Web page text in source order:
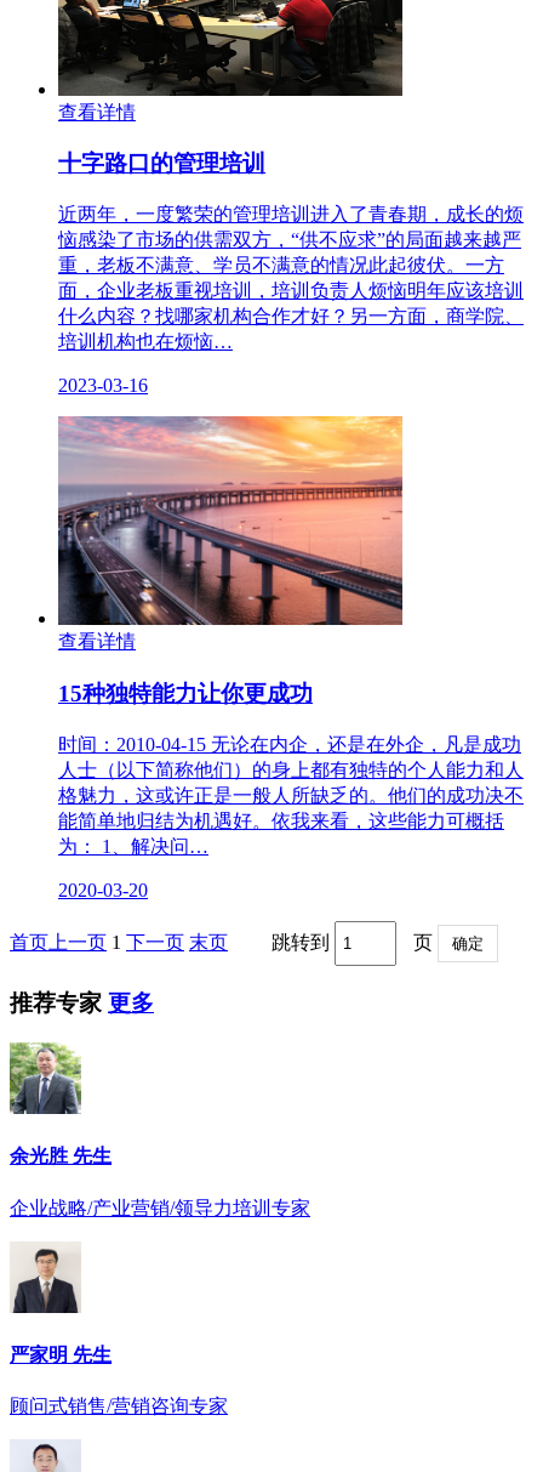
查看详情
十字路口的管理培训
近两年，一度繁荣的管理培训进入了青春期，成长的烦
恼感染了市场的供需双方，“供不应求”的局面越来越严
重，老板不满意、学员不满意的情况此起彼伏。一方
面，企业老板重视培训，培训负责人烦恼明年应该培训
什么内容？找哪家机构合作才好？另一方面，商学院、
培训机构也在烦恼…
2023-03-16
查看详情
15种独特能力让你更成功
时间：2010-04-15 无论在内企，还是在外企，凡是成功
人士（以下简称他们）的身上都有独特的个人能力和人
格魅力，这或许正是一般人所缺乏的。他们的成功决不
能简单地归结为机遇好。依我来看，这些能力可概括
为： 1、解决问…
2020-03-20
首页 上一页 1 下一页 末页 跳转到 页 确定
推荐专家 更多
余光胜 先生
企业战略/产业营销/领导力培训专家
严家明 先生
顾问式销售/营销咨询专家